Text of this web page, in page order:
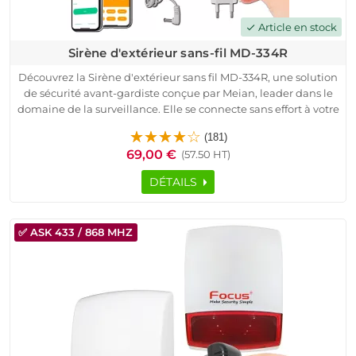
check Article en stock
Sirène d'extérieur sans-fil MD-334R
Découvrez la Sirène d'extérieur sans fil MD-334R, une solution
de sécurité avant-gardiste conçue par Meian, leader dans le
domaine de la surveillance. Elle se connecte sans effort à votre
variété d'espaces tels que maisons, appartements, bureaux, et
bien plus.
Facile à installer avec une puissance sonore de 120 dB et la
capacité d'appareiller jusqu'à 16 dispositifs. Son alimentation
tandis que sa technologie de transmission radio avancée et
(181)
69,00 € (57.50 HT)
DÉTAILS
✅ ASK 433 / 868 MHZ